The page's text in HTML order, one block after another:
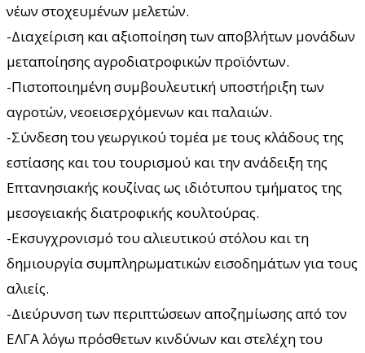
νέων στοχευμένων μελετών.
-Διαχείριση και αξιοποίηση των αποβλήτων μονάδων
μεταποίησης αγροδιατροφικών προϊόντων.
-Πιστοποιημένη συμβουλευτική υποστήριξη των
αγροτών, νεοεισερχόμενων και παλαιών.
-Σύνδεση του γεωργικού τομέα με τους κλάδους της
εστίασης και του τουρισμού και την ανάδειξη της
Επτανησιακής κουζίνας ως ιδιότυπου τμήματος της
μεσογειακής διατροφικής κουλτούρας.
-Εκσυγχρονισμό του αλιευτικού στόλου και τη
δημιουργία συμπληρωματικών εισοδημάτων για τους
αλιείς.
-Διεύρυνση των περιπτώσεων αποζημίωσης από τον
ΕΛΓΑ λόγω πρόσθετων κινδύνων και στελέχη του